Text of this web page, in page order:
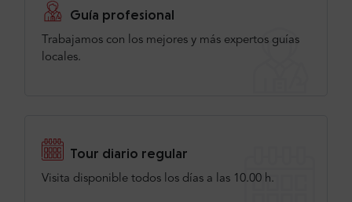
Añade tu opinión
Guía profesional
Trabajamos con los mejores y más expertos guías
locales.
Tour diario regular
Visita disponible todos los días a las 10.00 h.